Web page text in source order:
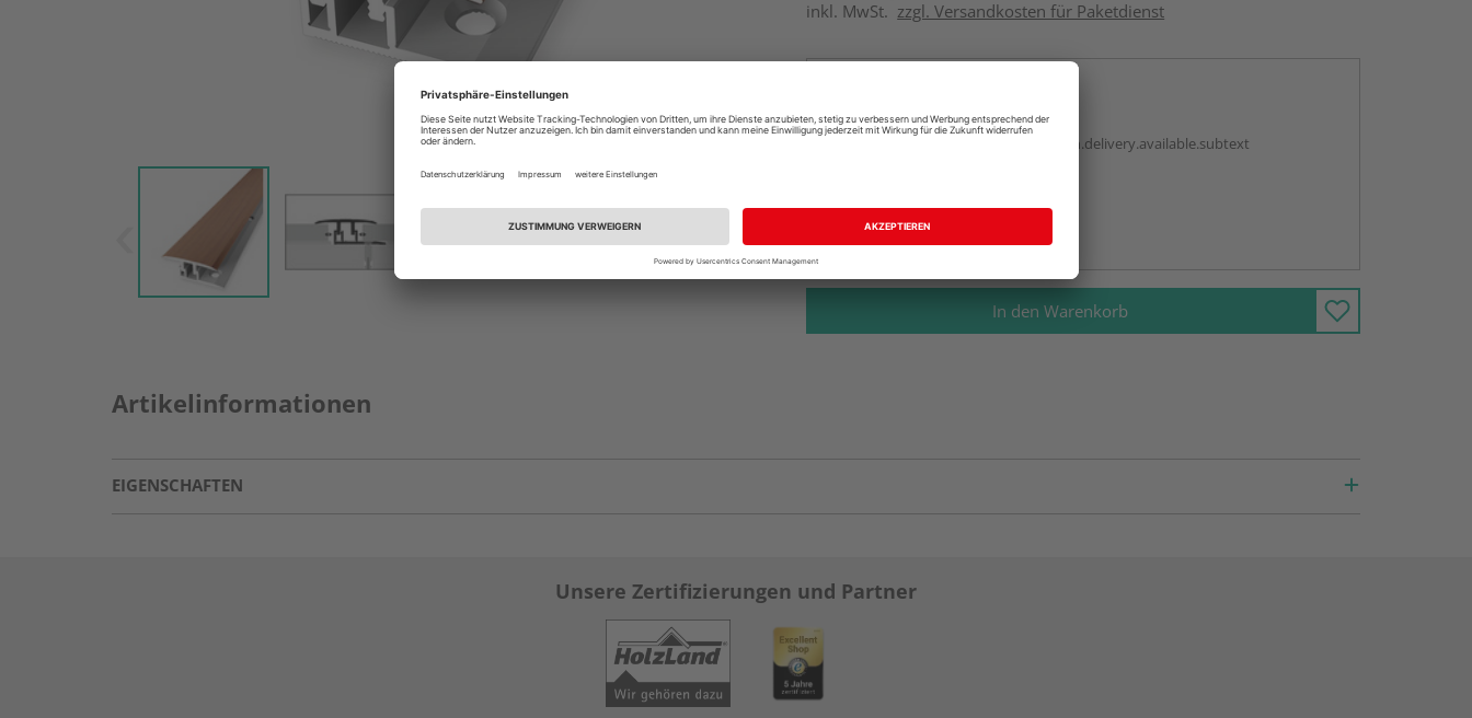
inkl. MwSt. zzgl. Versandkosten für Paketdienst
Auf Lager:
vue.ads.priceMerchantBox.option.delivery.available.subtext
Auf Lager:Abholung möglich
In den Warenkorb
Artikelinformationen
EIGENSCHAFTEN
Unsere Zertifizierungen und Partner